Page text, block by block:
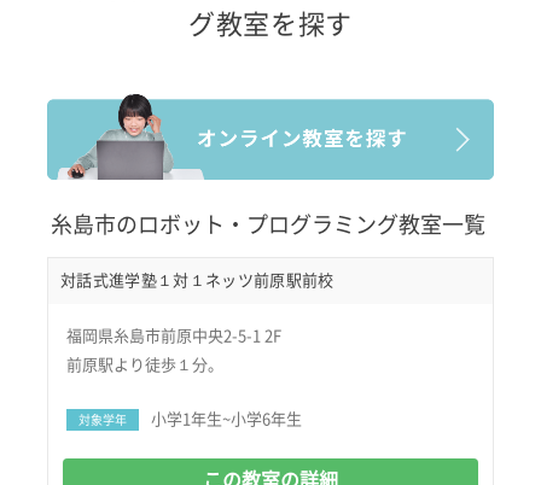
グ教室を探す
糸島市のロボット・プログラミング教室一覧
対話式進学塾１対１ネッツ前原駅前校
福岡県糸島市前原中央2-5-1 2F
前原駅より徒歩１分。
対象学年 小学1年生~小学6年生
この教室の詳細